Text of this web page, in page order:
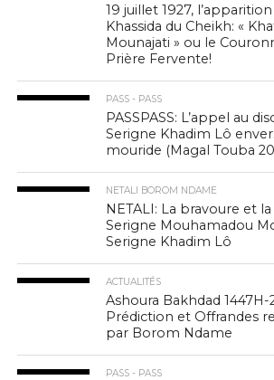
19 juillet 1927,
Khassida du Cheikh: «
Mounajati » ou le
Prière Fervente!
PASS - PASS
PASSPASS: L’appel au
Serigne Khadim Lô
mouride (Magal Touba
NETALI BOROM NDAME
NETALI: La bravoure et
Serigne Mouhamadou
Serigne Khadim Lô
ACTUALITÉS
Ashoura Bakhdad 1447H-
Prédiction et Offrandes
par Borom Ndame
PASS - PASS